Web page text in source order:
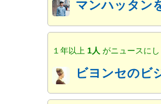
マンハッタン
１年以上 1人がニュースに
ビヨンセのビ